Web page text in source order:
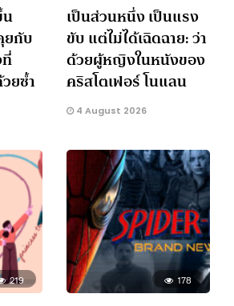
ยกับ
ยซ้ำ
เป็นส่วนหนึ่ง เป็นแรง
ขับ แต่ไม่ได้เฉิดฉาย: ว่า
ด้วยผู้หญิงในหนังของ
คริสโตเฟอร์ โนแลน
4 August 2026
219 178